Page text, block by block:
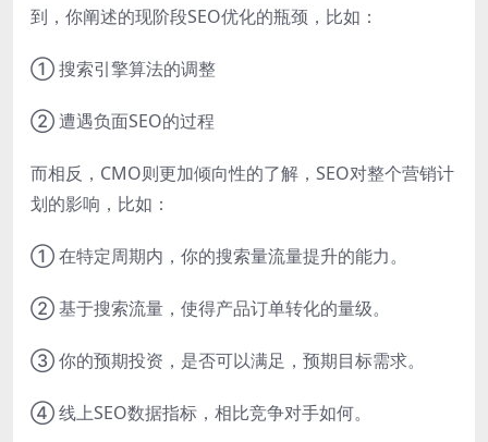
到，你阐述的现阶段SEO优化的瓶颈，比如：
① 搜索引擎算法的调整
② 遭遇负面SEO的过程
而相反，CMO则更加倾向性的了解，SEO对整个营销计
划的影响，比如：
① 在特定周期内，你的搜索量流量提升的能力。
② 基于搜索流量，使得产品订单转化的量级。
③ 你的预期投资，是否可以满足，预期目标需求。
④ 线上SEO数据指标，相比竞争对手如何。